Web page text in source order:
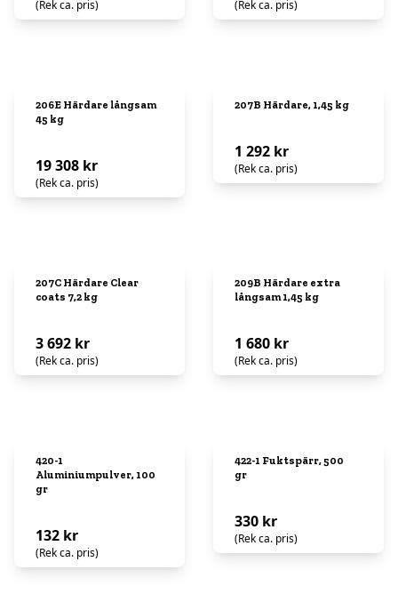
(Rek ca. pris) (Rek ca. pris)
206E Härdare långsam
45 kg
19 308 kr
(Rek ca. pris)
207B Härdare, 1,45 kg
1 292 kr
(Rek ca. pris)
207C Härdare Clear
coats 7,2 kg
3 692 kr
(Rek ca. pris)
209B Härdare extra
långsam 1,45 kg
1 680 kr
(Rek ca. pris)
420-1
Aluminiumpulver, 100
gr
132 kr
(Rek ca. pris)
422-1 Fuktspärr, 500
gr
330 kr
(Rek ca. pris)